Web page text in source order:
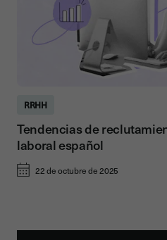
RRHH
Tendencias de
laboral español
22 de octubre de 2025